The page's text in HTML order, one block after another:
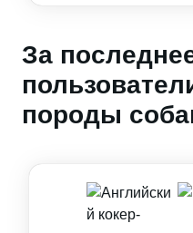
За
породы